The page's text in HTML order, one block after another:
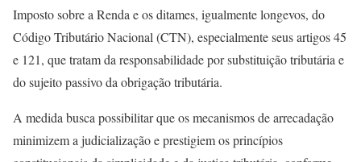
Imposto sobre a Renda e os ditames, igualmente longevos, do
Código Tributário Nacional (CTN), especialmente seus artigos 45
e 121, que tratam da responsabilidade por substituição tributária e
do sujeito passivo da obrigação tributária.
A medida busca possibilitar que os mecanismos de arrecadação
minimizem a judicialização e prestigiem os princípios